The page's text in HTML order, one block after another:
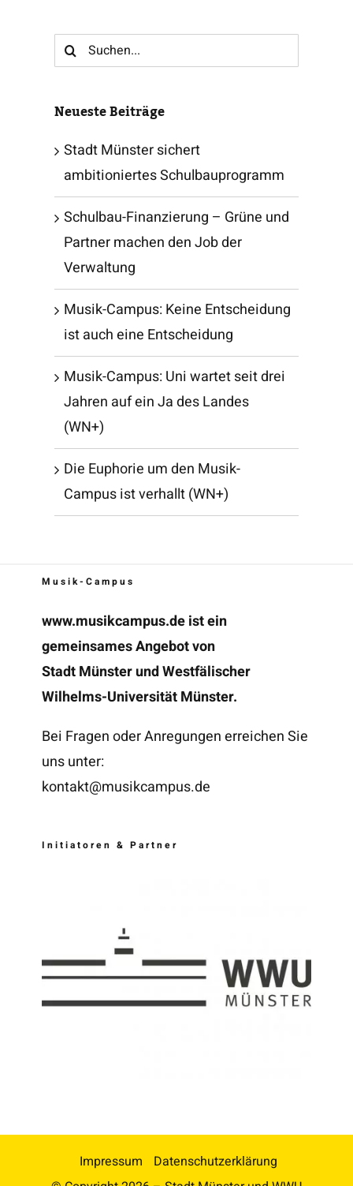
Suche
nach:
Neueste Beiträge
Stadt Münster sichert
ambitioniertes Schulbauprogramm
Schulbau-Finanzierung – Grüne und
Partner machen den Job der
Verwaltung
Musik-Campus: Keine Entscheidung
ist auch eine Entscheidung
Musik-Campus: Uni wartet seit drei
Jahren auf ein Ja des Landes
(WN+)
Die Euphorie um den Musik-
Campus ist verhallt (WN+)
Musik-Campus
www.musikcampus.deist ein
gemeinsames Angebot von
Stadt Münster und Westfälischer
Wilhelms-Universität Münster.
Bei Fragen oder Anregungen erreichen Sie
uns unter:
kontakt@musikcampus.de
Initiatoren & Partner
Impressum
Datenschutzerklärung